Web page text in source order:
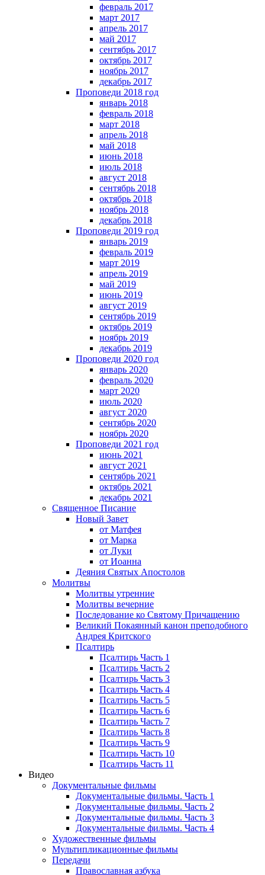
февраль 2017
март 2017
апрель 2017
май 2017
сентябрь 2017
октябрь 2017
ноябрь 2017
декабрь 2017
Проповеди 2018 год
январь 2018
февраль 2018
март 2018
апрель 2018
май 2018
июнь 2018
июль 2018
август 2018
сентябрь 2018
октябрь 2018
ноябрь 2018
декабрь 2018
Проповеди 2019 год
январь 2019
февраль 2019
март 2019
апрель 2019
май 2019
июнь 2019
август 2019
сентябрь 2019
октябрь 2019
ноябрь 2019
декабрь 2019
Проповеди 2020 год
январь 2020
февраль 2020
март 2020
июль 2020
август 2020
сентябрь 2020
ноябрь 2020
Проповеди 2021 год
июнь 2021
август 2021
сентябрь 2021
октябрь 2021
декабрь 2021
Священное Писание
Новый Завет
от Матфея
от Марка
от Луки
от Иоанна
Деяния Святых Апостолов
Молитвы
Молитвы утренние
Молитвы вечерние
Последование ко Святому Причащению
Великий Покаянный канон преподобного
Андрея Критского
Псалтирь
Псалтирь Часть 1
Псалтирь Часть 2
Псалтирь Часть 3
Псалтирь Часть 4
Псалтирь Часть 5
Псалтирь Часть 6
Псалтирь Часть 7
Псалтирь Часть 8
Псалтирь Часть 9
Псалтирь Часть 10
Псалтирь Часть 11
Видео
Документальные фильмы
Документальные фильмы. Часть 1
Документальные фильмы. Часть 2
Документальные фильмы. Часть 3
Документальные фильмы. Часть 4
Художественные фильмы
Мультипликационные фильмы
Передачи
Православная азбука